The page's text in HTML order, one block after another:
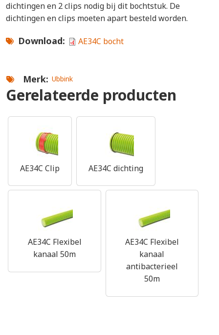
dichtingen en 2 clips nodig bij dit bochtstuk. De
dichtingen en clips moeten apart besteld worden.
Download AE34C bocht
Merk Ubbink
Gerelateerde producten
AE34C Clip AE34C dichting
AE34C Flexibel
kanaal 50m
AE34C Flexibel
kanaal
antibacterieel
50m